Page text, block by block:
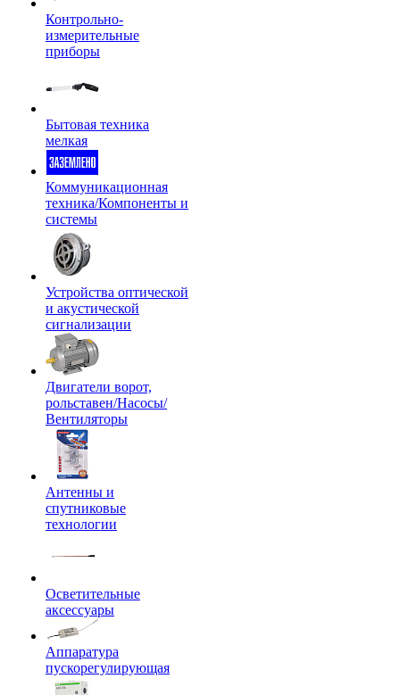
Контрольно-
измерительные
приборы
Бытовая техника
мелкая
Коммуникационная
техника/Компоненты и
системы
Устройства оптической
и акустической
сигнализации
Двигатели ворот,
рольставен/Насосы/
Вентиляторы
Антенны и
спутниковые
технологии
Осветительные
аксессуары
Аппаратура
пускорегулирующая